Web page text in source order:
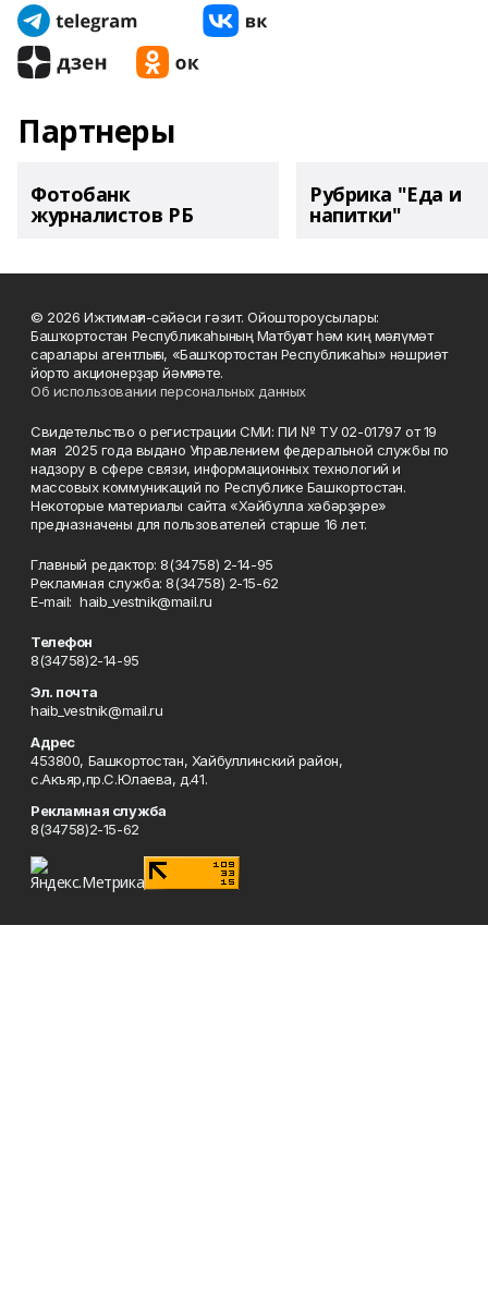
Партнеры
Фотобанк
журналистов РБ
Рубрика "Еда и
напитки"
© 2026 Ижтимағи-сәйәси гәзит. Ойоштороусылары:
Башҡортостан Республикаһының Матбуғат һәм киң мәғлүмәт
саралары агентлығы, «Башҡортостан Республикаһы» нәшриәт
йорто акционерҙар йәмғиәте.
Об использовании персональных данных
Свидетельство о регистрации СМИ: ПИ № ТУ 02-01797 от 19
мая 2025 года выдано Управлением федеральной службы по
надзору в сфере связи, информационных технологий и
массовых коммуникаций по Республике Башкортостан.
Некоторые материалы сайта «Хәйбулла хәбәрҙәре»
предназначены для пользователей старше 16 лет.
Главный редактор: 8(34758) 2-14-95
Рекламная служба: 8(34758) 2-15-62
Е-mаil: haib_vestnik@mail.ru
Телефон
8(34758)2-14-95
Эл. почта
haib_vestnik@mail.ru
Адрес
453800, Башкортостан, Хайбуллинский район,
с.Акъяр,пр.С.Юлаева, д.41.
Рекламная служба
8(34758)2-15-62